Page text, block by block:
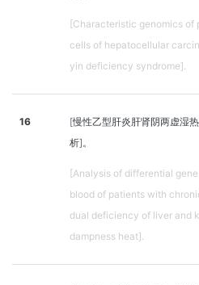
[Characteristic genomics of
cells of hepatocellular
yin deficiency syndrome].
16
[慢性乙型肝炎肝肾阴两虚湿
析]。
[Analysis of differential
blood of patients with
dual deficiency of liver and
dampness heat].